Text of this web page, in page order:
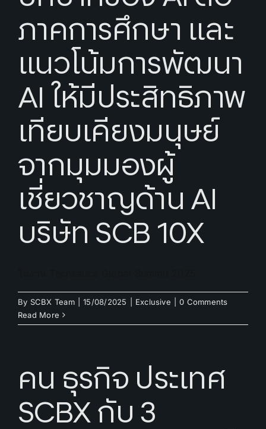
ภาคการศึกษา และ
แนวโน้มการพัฒนา
AI ให้มีประสิทธิภาพ
เทียบเคียงมนุษย์
จากมุมมองผู้
เชี่ยวชาญด้าน AI
บริษัท SCB 10X
By SCBX Team 15/08/2025 Exclusive
0 Comments
Read More
คน ธุรกิจ ประเทศ
SCBX กับ 3